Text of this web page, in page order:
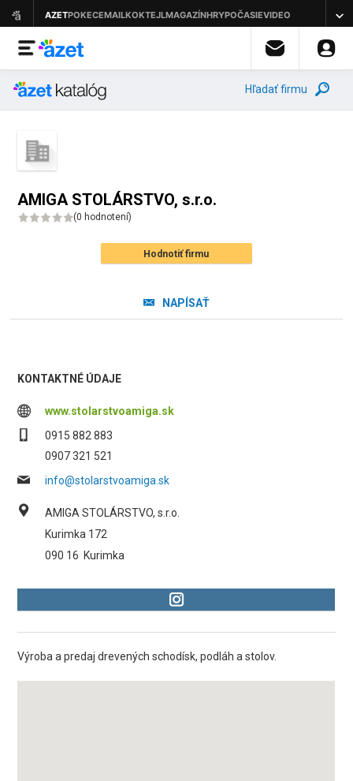
Hľadať firmu
AMIGA STOLÁRSTVO, s.r.o.
(0 hodnotení)
Hodnotiť firmu
NAPÍSAŤ
KONTAKTNÉ ÚDAJE
www.stolarstvoamiga.sk
0915 882 883
0907 321 521
info@stolarstvoamiga.sk
AMIGA STOLÁRSTVO, s.r.o.
Kurimka 172
090 16 Kurimka
Výroba a predaj drevených schodísk, podláh a stolov.